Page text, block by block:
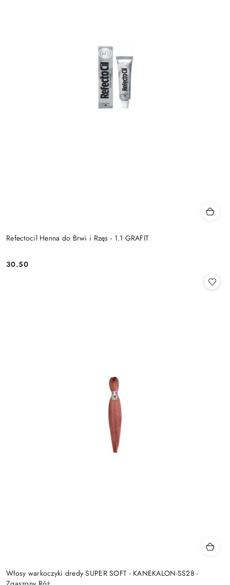
Refectocil Henna do Brwi i Rzęs - 1.1 GRAFIT
Cena:
30.50
Włosy warkoczyki dredy SUPER SOFT - KANEKALON-SS28 -